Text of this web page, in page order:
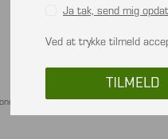
Ja tak, send mig
Ved at trykke tilmeld
TILMELD